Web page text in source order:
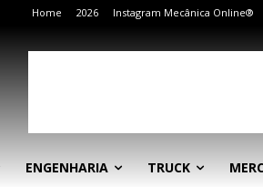
Home 2026 Instagram Mecânica Online®
ENGENHARIA TRUCK